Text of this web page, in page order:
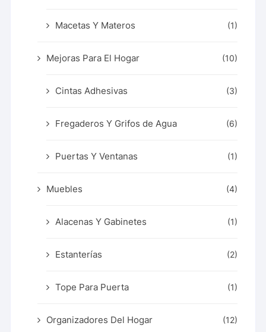
Macetas Y Materos (1)
Mejoras Para El Hogar (10)
Cintas Adhesivas (3)
Fregaderos Y Grifos de Agua (6)
Puertas Y Ventanas (1)
Muebles (4)
Alacenas Y Gabinetes (1)
Estanterías (2)
Tope Para Puerta (1)
Organizadores Del Hogar (12)